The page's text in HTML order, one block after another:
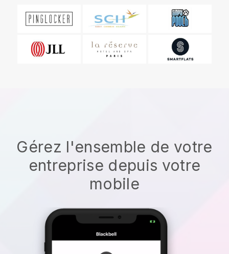
Gérez l'ensemble de votre
entreprise depuis votre
mobile